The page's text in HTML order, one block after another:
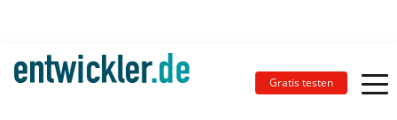
Gratis testen